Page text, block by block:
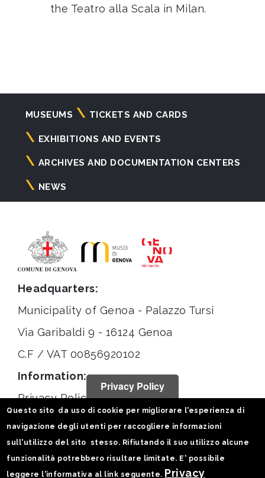
the Teatro alla Scala in Milan.
Navigazione
principale
MUSEUMS TICKETS AND CARDS
EXHIBITIONS AND EVENTS
ARCHIVES AND DOCUMENTATION CENTERS
NEWS
Headquarters:
Municipality of Genoa - Palazzo Tursi
Via Garibaldi 9 - 16124 Genoa
C.F / VAT 00856920102
Information:
Privacy Policy
Statistiche
Follow us on:
Privacy Policy
Questo sito da uso di cookie per migliorare l'esperienza di
navigazione degli utenti per raccogliere informazioni
sull'utilizzo del sito stesso. Rifiutando il suo utilizzo alcune
funzionalità potrebbero risultare limitate. E' possibile
leggere l'informativa al link seguente. Privacy